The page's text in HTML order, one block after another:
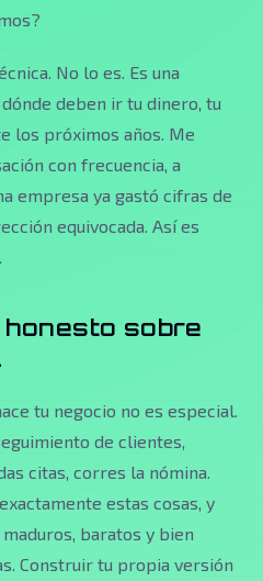
No lo es. Es una
deben ir tu dinero, tu
los próximos años. Me
con frecuencia, a
empresa ya gastó cifras de
equivocada. Así es
honesto sobre
tu negocio no es especial.
de clientes,
citas, corres la nómina.
estas cosas, y
baratos y bien
Construir tu propia versión